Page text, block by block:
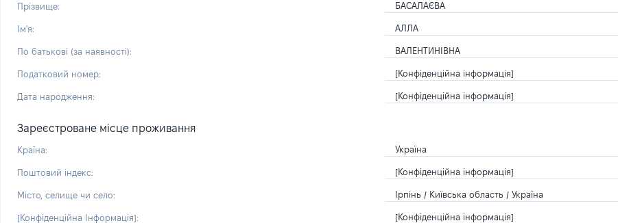
Прізвище: БАСАЛАЄВА
Ім'я: АЛЛА
По батькові (за наявності): ВАЛЕНТИНІВНА
Податковий номер: [Конфіденційна інформація]
Дата народження: [Конфіденційна інформація]
Зареєстроване місце проживання
Країна: Україна
Поштовий індекс: [Конфіденційна інформація]
Місто, селище чи село: Ірпінь / Київська область / Україна
[Конфіденційна Інформація]: [Конфіденційна інформація]